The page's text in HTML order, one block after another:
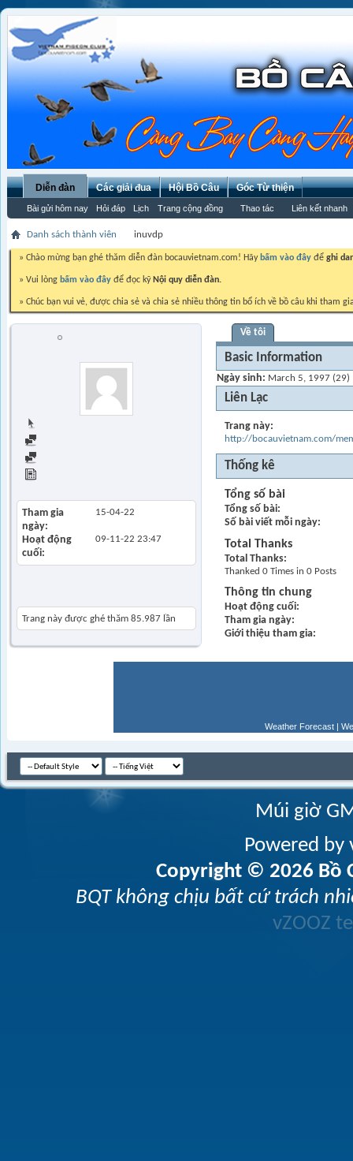
Diễn đàn
Bài gửi hôm nay Hỏi đáp Lịch Trang cộng đồng Thao tác Liên kết nhanh
Các giải đua Hội Bồ Câu Góc Từ thiện
Danh sách thành viên inuvdp
» Chào mừng bạn ghé thăm diễn đàn bocauvietnam.com! Hãy bấm vào đây để ghi
» Vui lòng bấm vào đây để đọc kỹ Nội quy diễn đàn.
» Chúc bạn vui vẻ, được chia sẻ và chia sẻ nhiều thông tin bổ ích về bồ câu khi tham
Tham gia
ngày
15-04-22
Hoạt động
cuối
09-11-22 23:47
Trang này được ghé thăm 85.987 lần
Về tôi
Basic Information
Ngày sinh March 5, 1997 (29)
Liên Lạc
Trang này
http://bocauvietnam.com/
Thống kê
Tổng số bài
Tổng số bài
Số bài viết mỗi ngày
Total Thanks
Total Thanks
Thanked 0 Times in 0 Posts
Thông tin chung
Hoạt động cuối
Tham gia ngày
Giới thiệu tham gia
Weather Forecast |
Múi giờ
Powered
Copyright © 2026 Bồ
BQT không chịu bất cứ trách
vZOOZ